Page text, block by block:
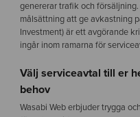
genererar trafik och
målsättning att ge avkastning
Investment) är ett avgörande
ingår inom ramarna för
Välj serviceavtal till er
behov
Wasabi Web erbjuder trygga